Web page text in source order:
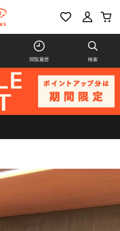
閲覧履歴 検索